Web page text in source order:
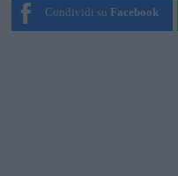
Condividi su Facebook